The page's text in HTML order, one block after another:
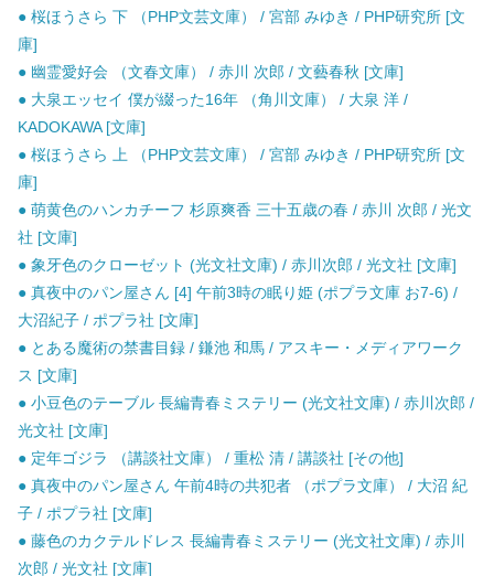
● 桜ほうさら 下 （PHP文芸文庫） / 宮部 みゆき / PHP研究所 [文
庫]
● 幽霊愛好会 （文春文庫） / 赤川 次郎 / 文藝春秋 [文庫]
● 大泉エッセイ 僕が綴った16年 （角川文庫） / 大泉 洋 /
KADOKAWA [文庫]
● 桜ほうさら 上 （PHP文芸文庫） / 宮部 みゆき / PHP研究所 [文
庫]
● 萌黄色のハンカチーフ 杉原爽香 三十五歳の春 / 赤川 次郎 / 光文
社 [文庫]
● 象牙色のクローゼット (光文社文庫) / 赤川次郎 / 光文社 [文庫]
● 真夜中のパン屋さん [4] 午前3時の眠り姫 (ポプラ文庫 お7-6) /
大沼紀子 / ポプラ社 [文庫]
● とある魔術の禁書目録 / 鎌池 和馬 / アスキー・メディアワーク
ス [文庫]
● 小豆色のテーブル 長編青春ミステリー (光文社文庫) / 赤川次郎 /
光文社 [文庫]
● 定年ゴジラ （講談社文庫） / 重松 清 / 講談社 [その他]
● 真夜中のパン屋さん 午前4時の共犯者 （ポプラ文庫） / 大沼 紀
子 / ポプラ社 [文庫]
● 藤色のカクテルドレス 長編青春ミステリー (光文社文庫) / 赤川
次郎 / 光文社 [文庫]